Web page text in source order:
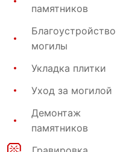
памятников
Благоустройство
могилы
Укладка плитки
Уход за могилой
Демонтаж
памятников